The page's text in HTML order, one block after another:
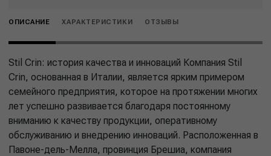
ОПИСАНИЕ ХАРАКТЕРИСТИКИ ОТЗЫВЫ
Stil Crin: история качества и инноваций Компания Stil
Crin, основанная в Италии, является ярким примером
семейного предприятия, которое на протяжении многих
лет успешно развивается благодаря постоянному
вниманию к качеству продукции, оперативному
обслуживанию и внедрению инноваций. Расположенная в
Павоне-дель-Мелла, провинция Брешиа, компания